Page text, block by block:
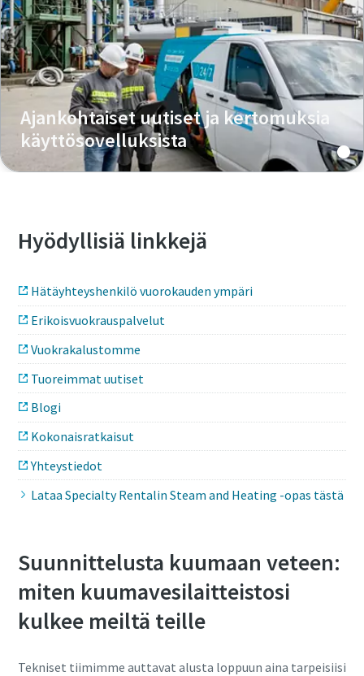
Ajankohtaiset uutiset ja kertomuksia
käyttösovelluksista
Hyödyllisiä linkkejä
Hätäyhteyshenkilö vuorokauden ympäri
Erikoisvuokrauspalvelut
Vuokrakalustomme
Tuoreimmat uutiset
Blogi
Kokonaisratkaisut
Yhteystiedot
Lataa Specialty Rentalin Steam and Heating -opas tästä
Suunnittelusta kuumaan veteen:
miten kuumavesilaitteistosi
kulkee meiltä teille
Tekniset tiimimme auttavat alusta loppuun aina tarpeisiisi